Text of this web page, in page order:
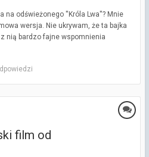
na odświeżonego ''Króla Lwa''? Mnie
wersja. Nie ukrywam, że ta bajka
nią bardzo fajne wspomnienia
film od